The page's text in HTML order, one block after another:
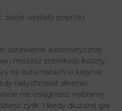
swoje wyplaty poprzez
ustawienie automatycznej
i mozesz szerokosc koszty,
na automatach w kasynie
natychmiast skrecac
nie osiagniesz wybranej
zysk. I kiedy dluzszej gra